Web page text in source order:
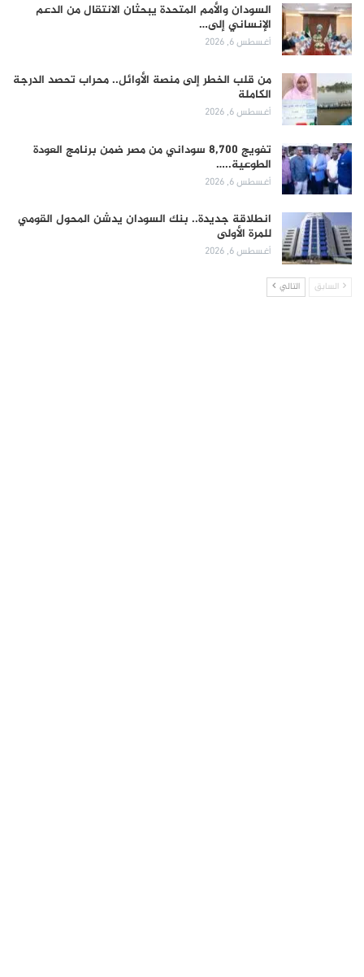
السودان والأمم المتحدة يبحثان الانتقال من الدعم
الإنساني إلى…
أغسطس 6, 2026
من قلب الخطر إلى منصة الأوائل.. محراب تحصد الدرجة
الكاملة
أغسطس 6, 2026
تفويج 8,700 سوداني من مصر ضمن برنامج العودة
الطوعية..…
أغسطس 6, 2026
انطلاقة جديدة.. بنك السودان يدشن المحول القومي
للمرة الأولى
أغسطس 6, 2026
السابق التالي